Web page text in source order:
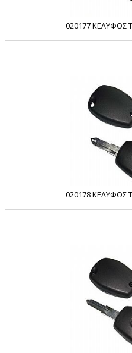
020177 ΚΕΛΥΦΟΣ
020178 ΚΕΛΥΦΟΣ